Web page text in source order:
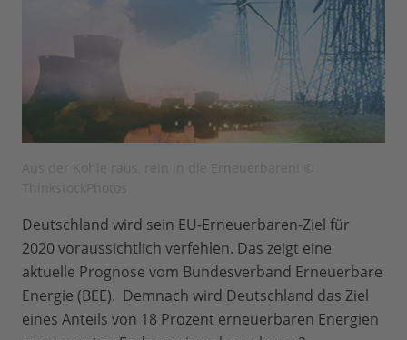
Deutschland wird sein EU-Erneuerbaren-Ziel für
2020 voraussichtlich verfehlen. Das zeigt eine
aktuelle Prognose vom Bundesverband Erneuerbare
Energie (BEE). Demnach wird Deutschland das Ziel
eines Anteils von 18 Prozent erneuerbaren Energien